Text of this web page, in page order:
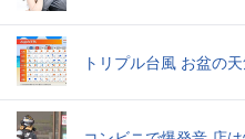
トリプル台風 お盆の